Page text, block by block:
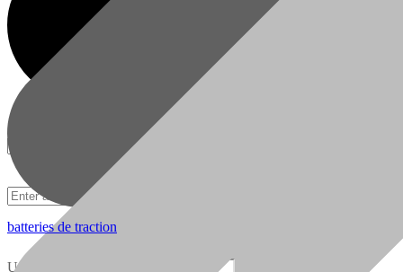
05 22 51 02 46
Username
batteries de traction